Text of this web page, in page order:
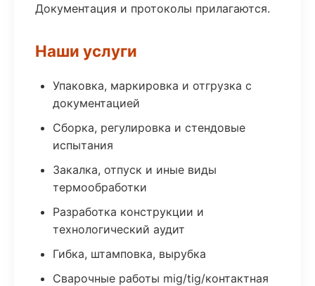
Документация и протоколы прилагаются.
Наши услуги
Упаковка, маркировка и отгрузка с
документацией
Сборка, регулировка и стендовые
испытания
Закалка, отпуск и иные виды
термообработки
Разработка конструкции и
технологический аудит
Гибка, штамповка, вырубка
Сварочные работы mig/tig/контактная